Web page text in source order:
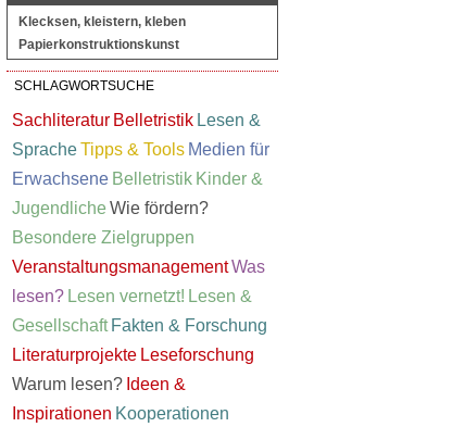
Klecksen, kleistern, kleben
Papierkonstruktionskunst
SCHLAGWORTSUCHE
Sachliteratur Belletristik Lesen &
SpracheTipps & Tools Medien für
Erwachsene Belletristik Kinder &
Jugendliche Wie fördern?
Besondere Zielgruppen
VeranstaltungsmanagementWas
lesen? Lesen vernetzt! Lesen &
Gesellschaft Fakten & Forschung
Literaturprojekte Leseforschung
Warum lesen? Ideen &
Inspirationen Kooperationen